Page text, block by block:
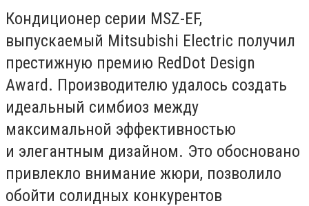
Кондиционер серии MSZ-EF,
выпускаемый Mitsubishi Electric получил
престижную премию RedDot Design
Award. Производителю удалось создать
идеальный симбиоз между
максимальной эффективностью
и элегантным дизайном. Это обосновано
привлекло внимание жюри, позволило
обойти солидных конкурентов